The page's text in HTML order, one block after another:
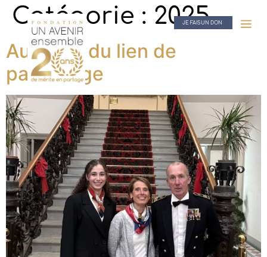
JE FAIS UN DON
Catégorie : 2025
Au cœur du lien de
parrainage